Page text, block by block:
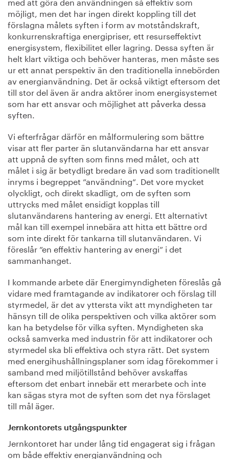
möjligt, men det har ingen direkt koppling till det
förslagna målets syften i form av motståndskraft,
konkurrenskraftiga energipriser, ett resurseffektivt
energisystem, flexibilitet eller lagring. Dessa syften är
helt klart viktiga och behöver hanteras, men måste ses
ur ett annat perspektiv än den traditionella innebörden
av energianvändning. Det är också viktigt eftersom det
till stor del även är andra aktörer inom energisystemet
som har ett ansvar och möjlighet att påverka dessa
syften.
Vi efterfrågar därför en målformulering som bättre
visar att fler parter än slutanvändarna har ett ansvar
att uppnå de syften som finns med målet, och att
målet i sig är betydligt bredare än vad som traditionellt
inryms i begreppet ”användning”. Det vore mycket
olyckligt, och direkt skadligt, om de syften som
uttrycks med målet ensidigt kopplas till
slutanvändarens hantering av energi. Ett alternativt
mål kan till exempel innebära att hitta ett bättre ord
som inte direkt för tankarna till slutanvändaren. Vi
föreslår ”en effektiv hantering av energi” i det
sammanhanget.
I kommande arbete där Energimyndigheten föreslås gå
vidare med framtagande av indikatorer och förslag till
styrmedel, är det av yttersta vikt att myndigheten tar
hänsyn till de olika perspektiven och vilka aktörer som
kan ha betydelse för vilka syften. Myndigheten ska
också samverka med industrin för att indikatorer och
styrmedel ska bli effektiva och styra rätt. Det system
med energihushållningsplaner som idag förekommer i
samband med miljötillstånd behöver avskaffas
eftersom det enbart innebär ett merarbete och inte
kan sägas styra mot de syften som det nya förslaget
till mål äger.
Jernkontorets utgångspunkter
Jernkontoret har under lång tid engagerat sig i frågan
om både effektiv energianvändning och